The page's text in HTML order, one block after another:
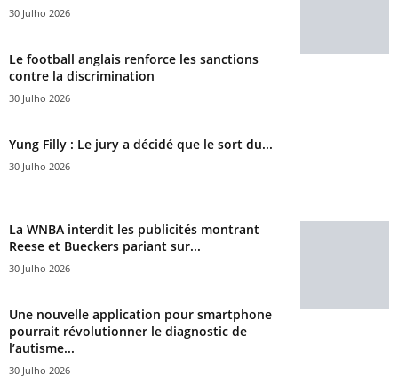
30 Julho 2026
Le football anglais renforce les sanctions
contre la discrimination
30 Julho 2026
Yung Filly : Le jury a décidé que le sort du...
30 Julho 2026
La WNBA interdit les publicités montrant
Reese et Bueckers pariant sur...
30 Julho 2026
Une nouvelle application pour smartphone
pourrait révolutionner le diagnostic de
l’autisme...
30 Julho 2026